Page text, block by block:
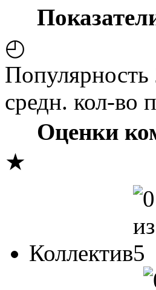
◴
Популярность
средн. кол-во
Оценки
★
Коллектив